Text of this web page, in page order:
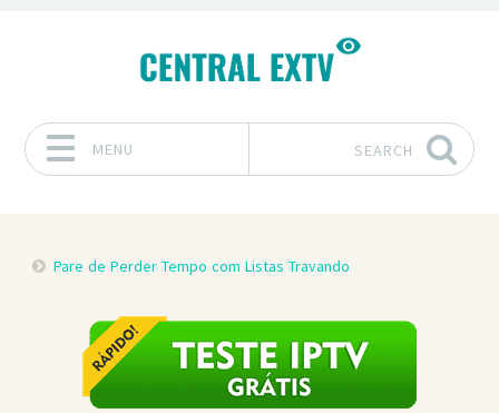
MENU SEARCH
Pare de Perder Tempo com Listas Travando